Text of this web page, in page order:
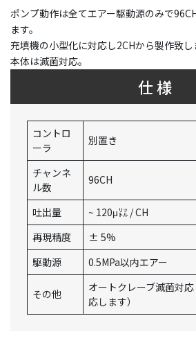
ポンプ動作は全てエアー駆動源のみで
ます。
充填機の小型化に対応し2CHから製作致し
本体は滅菌対応。
仕 様
コントロ
ーラ
別置き
チャンネ
ル数
96CH
吐出量
~ 120μ㍑ / CH
再現精度
± 5%
駆動源
0.5MPa以内エアー
その他
オートクレーブ滅菌対
応します）